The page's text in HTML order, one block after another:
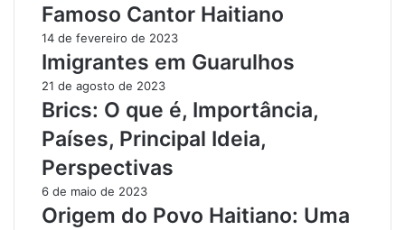
Famoso Cantor Haitiano
14 de fevereiro de 2023
Imigrantes em Guarulhos
21 de agosto de 2023
Brics: O que é, Importância,
Países, Principal Ideia,
Perspectivas
6 de maio de 2023
Origem do Povo Haitiano: Uma